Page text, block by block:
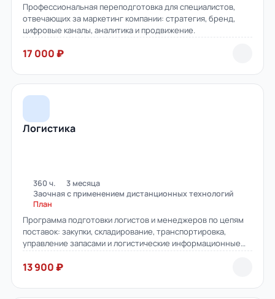
Профессиональная переподготовка для специалистов,
отвечающих за маркетинг компании: стратегия, бренд,
цифровые каналы, аналитика и продвижение.
17 000 ₽
Логистика
360 ч.
3 месяца
Заочная с применением дистанционных технологий
План
Программа подготовки логистов и менеджеров по цепям
поставок: закупки, складирование, транспортировка,
управление запасами и логистические информационные
13 900 ₽